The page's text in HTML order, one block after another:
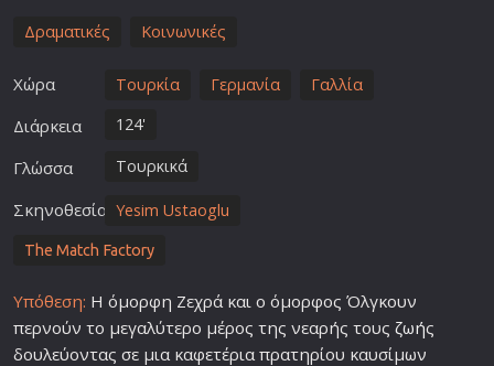
Δραματικές Κοινωνικές
Χώρα Τουρκία Γερμανία Γαλλία
Διάρκεια 124'
Γλώσσα Τουρκικά
Σκηνοθεσία Yesim Ustaoglu
The Match Factory
Υπόθεση: Η όμορφη Ζεχρά και ο όμορφος Όλγκουν
περνούν το μεγαλύτερο μέρος της νεαρής τους ζωής
δουλεύοντας σε μια καφετέρια πρατηρίου καυσίμων